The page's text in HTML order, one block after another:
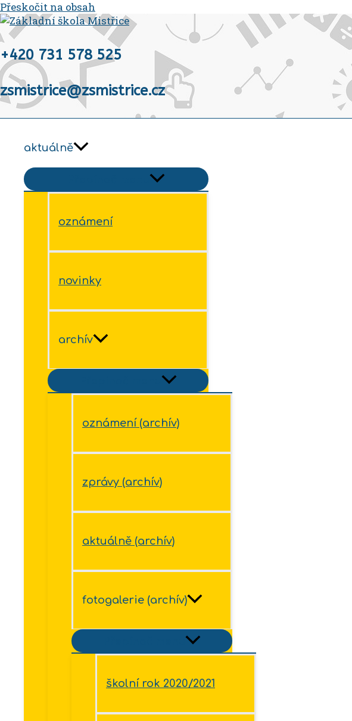
Přeskočit na obsah
+420 731 578 525
zsmistrice@zsmistrice.cz
aktuálně
oznámení
novinky
archív
oznámení (archív)
zprávy (archív)
aktuálně (archív)
fotogalerie (archív)
školní rok 2020/2021